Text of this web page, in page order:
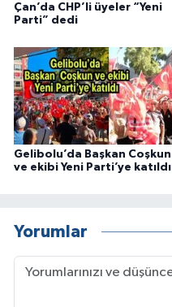
Çan’da CHP’li üyeler “Yeni
Parti” dedi
Gelibolu’da Başkan Coşkun
ve ekibi Yeni Parti’ye katıldı
Yorumlar